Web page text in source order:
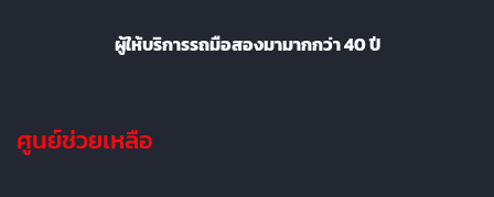
ผู้ให้บริการรถมือสองมามากกว่า 40 ปี
ศูนย์ช่วยเหลือ